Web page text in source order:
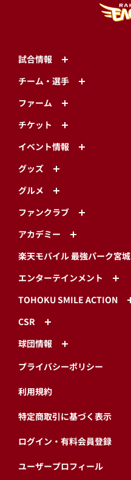
試合情報
チーム・選手
ファーム
チケット
イベント情報
グッズ
グルメ
ファンクラブ
アカデミー
楽天モバイル 最強パーク宮城
エンターテインメント
TOHOKU SMILE ACTION
CSR
球団情報
プライバシーポリシー
利用規約
特定商取引に基づく表示
ログイン・有料会員登録
ユーザープロフィール